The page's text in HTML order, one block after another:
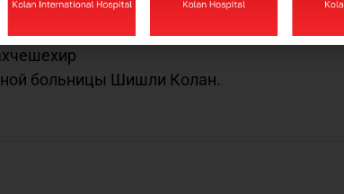
больницы Шишли Колан.